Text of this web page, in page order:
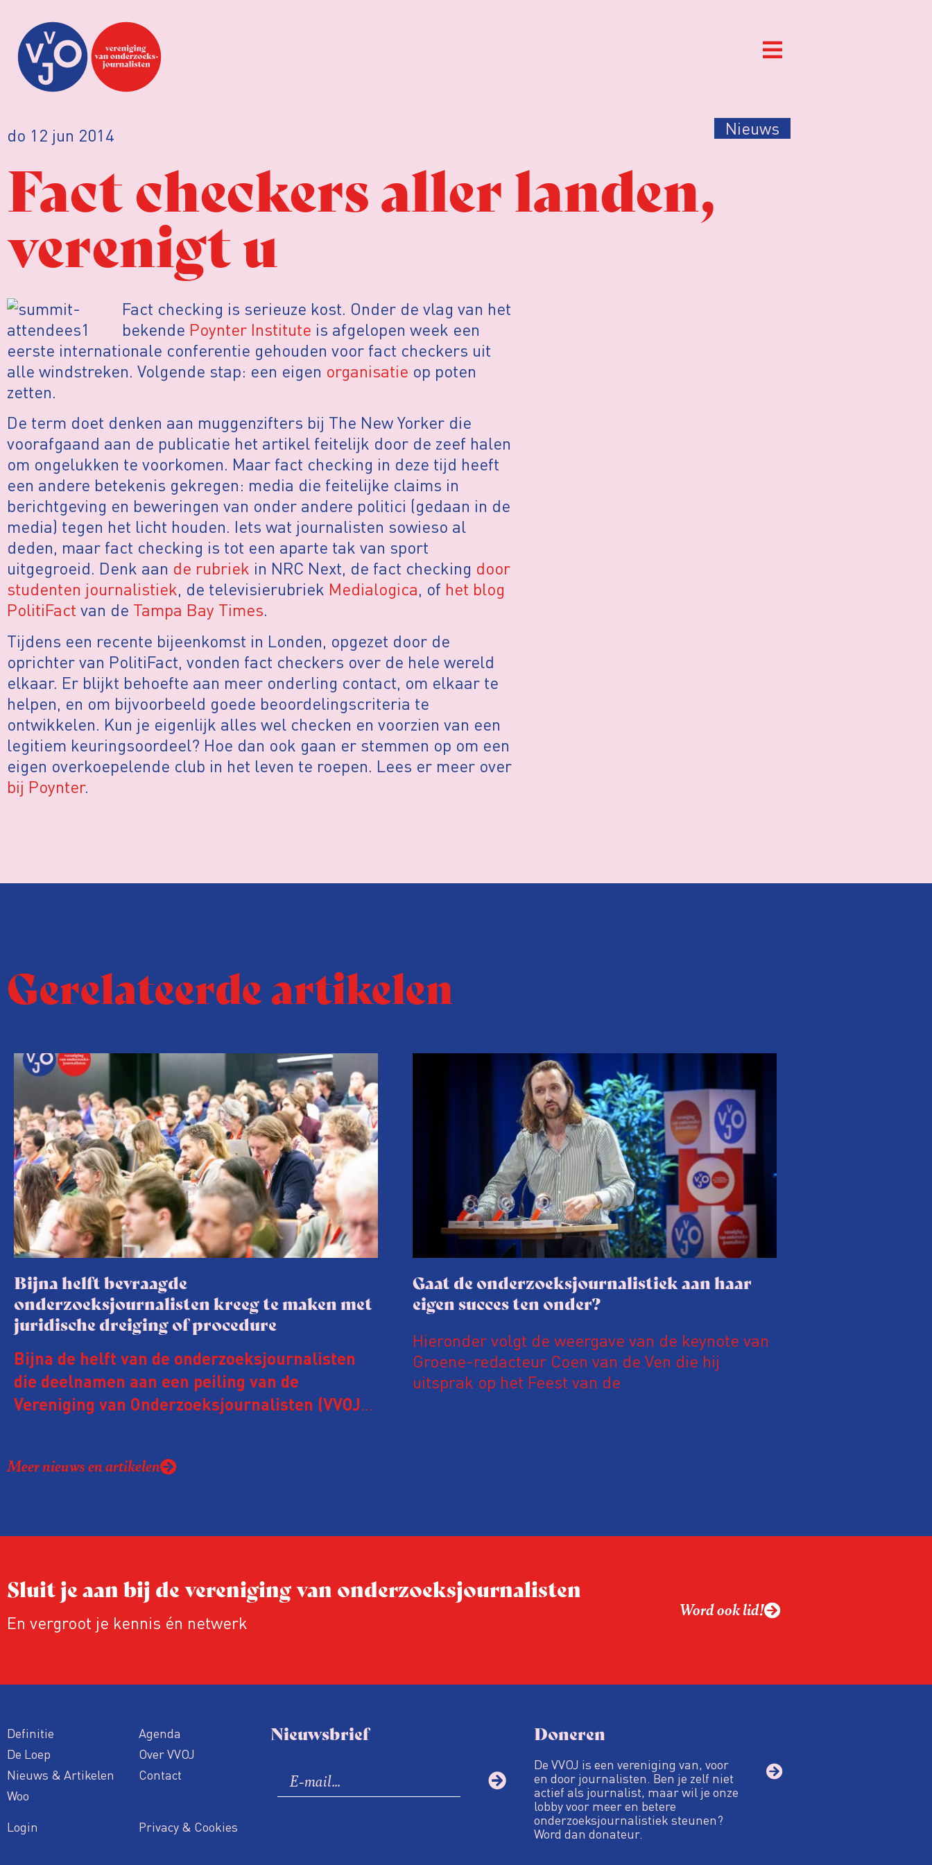
do 12 jun 2014 Nieuws
Fact checkers aller landen,
verenigt u
Fact checking is serieuze kost. Onder de vlag van het
bekende Poynter Institute is afgelopen week een
eerste internationale conferentie gehouden voor fact checkers uit
alle windstreken. Volgende stap: een eigen organisatie op poten
zetten.
De term doet denken aan muggenzifters bij The New Yorker die
voorafgaand aan de publicatie het artikel feitelijk door de zeef halen
om ongelukken te voorkomen. Maar fact checking in deze tijd heeft
een andere betekenis gekregen: media die feitelijke claims in
berichtgeving en beweringen van onder andere politici (gedaan in de
media) tegen het licht houden. Iets wat journalisten sowieso al
deden, maar fact checking is tot een aparte tak van sport
uitgegroeid. Denk aan de rubriek in NRC Next, de fact checking door
studenten journalistiek, de televisierubriek Medialogica, of het blog
PolitiFact van de Tampa Bay Times.
Tijdens een recente bijeenkomst in Londen, opgezet door de
oprichter van PolitiFact, vonden fact checkers over de hele wereld
elkaar. Er blijkt behoefte aan meer onderling contact, om elkaar te
helpen, en om bijvoorbeeld goede beoordelingscriteria te
ontwikkelen. Kun je eigenlijk alles wel checken en voorzien van een
legitiem keuringsoordeel? Hoe dan ook gaan er stemmen op om een
eigen overkoepelende club in het leven te roepen. Lees er meer over
bij Poynter.
Gerelateerde artikelen
Bijna helft bevraagde
onderzoeksjournalisten kreeg te maken met
juridische dreiging of procedure
Bijna de helft van de onderzoeksjournalisten
die deelnamen aan een peiling van de
Vereniging van Onderzoeksjournalisten (VVOJ)
rond het eigen werk. Dat kost journalisten tijd,
Gaat de onderzoeksjournalistiek aan haar
eigen succes ten onder?
Hieronder volgt de weergave van de keynote van
Groene-redacteur Coen van de Ven die hij
uitsprak op het Feest van de
Hoe moet de journalistiek omgaan met een
steeds onverschilligere macht?
Meer nieuws en artikelen
Sluit je aan bij de vereniging van onderzoeksjournalisten
En vergroot je kennis én netwerk
Word ook lid!
Definitie
De Loep
Nieuws & Artikelen
Woo
Agenda
Over VVOJ
Contact
Login Privacy & Cookies
Nieuwsbrief Doneren
De VVOJ is een vereniging van, voor
en door journalisten. Ben je zelf niet
actief als journalist, maar wil je onze
lobby voor meer en betere
onderzoeksjournalistiek steunen?
Word dan donateur.